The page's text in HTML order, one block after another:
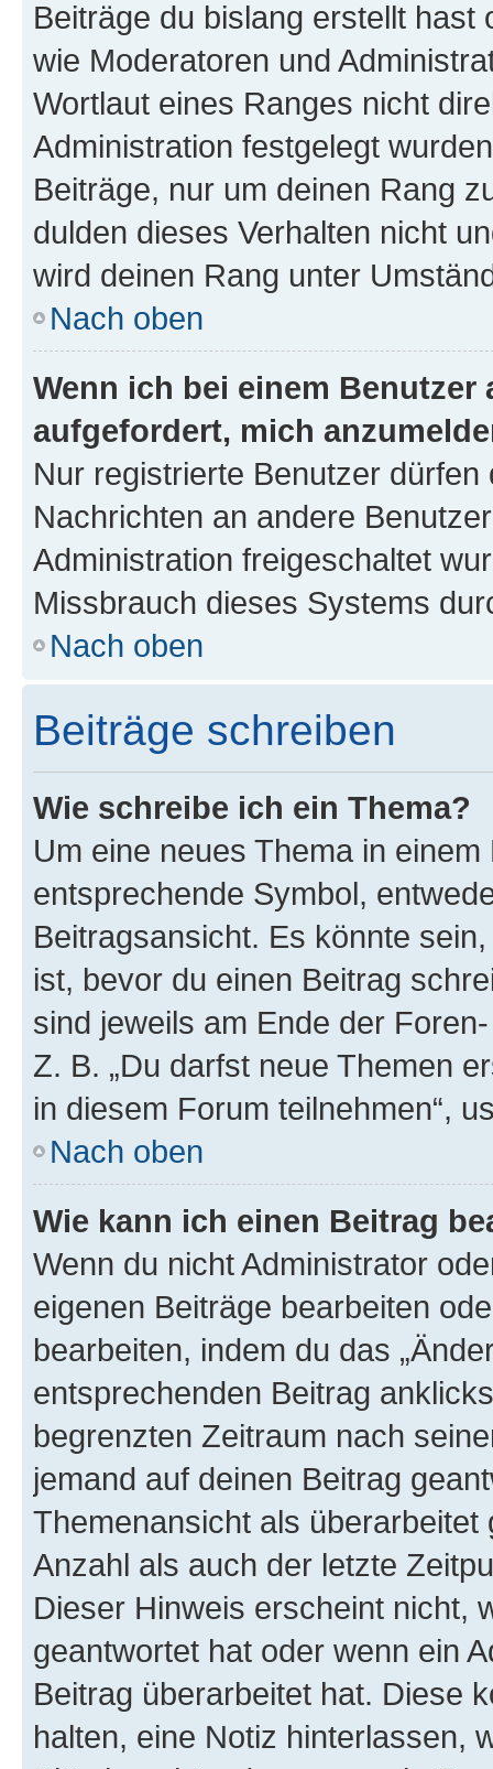
Beiträge du bislang erstellt
wie Moderatoren und
Wortlaut eines Ranges nicht
Administration festgelegt
Beiträge, nur um deinen Rang
dulden dieses Verhalten nicht
wird deinen Rang unter
Nach oben
Wenn ich bei einem
aufgefordert, mich
Nur registrierte Benutzer
Nachrichten an andere
Administration freigeschaltet
Missbrauch dieses Systems
Nach oben
Beiträge schreiben
Wie schreibe ich ein Thema?
Um eine neues Thema in
entsprechende Symbol,
Beitragsansicht. Es könnte
ist, bevor du einen Beitrag
sind jeweils am Ende der
Z. B. „Du darfst neue Themen
in diesem Forum teilnehmen“,
Nach oben
Wie kann ich einen Beitrag
Wenn du nicht Administrator
eigenen Beiträge bearbeiten
bearbeiten, indem du das
entsprechenden Beitrag
begrenzten Zeitraum nach
jemand auf deinen Beitrag
Themenansicht als
Anzahl als auch der letzte
Dieser Hinweis erscheint nicht,
geantwortet hat oder wenn ein
Beitrag überarbeitet hat. Diese
halten, eine Notiz hinterlassen,